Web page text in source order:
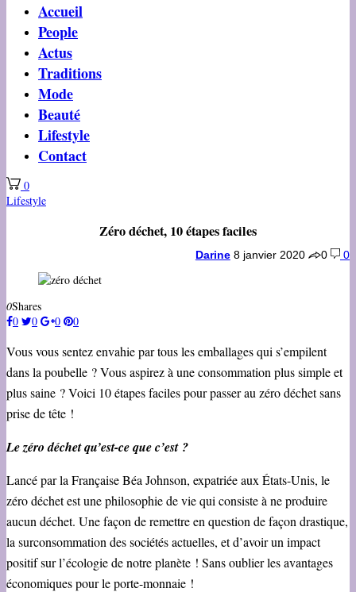
Accueil
People
Actus
Traditions
Mode
Beauté
Lifestyle
Contact
0
Lifestyle
Zéro déchet, 10 étapes faciles
Darine 8 janvier 2020 0 0
0Shares
0
0 0 0
Vous vous sentez envahie par tous les emballages qui s’empilent
dans la poubelle ? Vous aspirez à une consommation plus simple et
plus saine ? Voici 10 étapes faciles pour passer au zéro déchet sans
prise de tête !
Le zéro déchet qu’est-ce que c’est ?
Lancé par la Française Béa Johnson, expatriée aux États-Unis, le
zéro déchet est une philosophie de vie qui consiste à ne produire
aucun déchet. Une façon de remettre en question de façon drastique,
la surconsommation des sociétés actuelles, et d’avoir un impact
positif sur l’écologie de notre planète ! Sans oublier les avantages
économiques pour le porte-monnaie !